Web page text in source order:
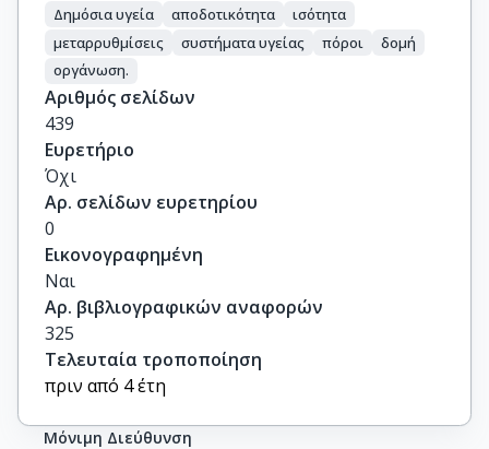
Δημόσια υγεία αποδοτικότητα
ισότητα
μεταρρυθμίσεις
συστήματα υγείας πόροι
δομή
οργάνωση.
Αριθμός σελίδων
439
Ευρετήριο
Όχι
Αρ. σελίδων ευρετηρίου
0
Εικονογραφημένη
Ναι
Αρ. βιβλιογραφικών αναφορών
325
Τελευταία τροποποίηση
πριν από 4 έτη
Μόνιμη Διεύθυνση